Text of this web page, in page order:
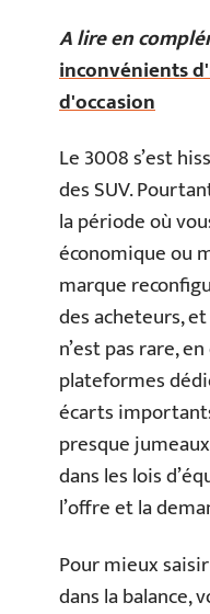
A lire en
inconvénients
d'occasion
Le 3008 s’est
des SUV.
la période où
économique ou
marque
des acheteurs,
n’est pas rare,
plateformes
écarts
presque
dans les lois
l’offre et la
Pour mieux
dans la balance,